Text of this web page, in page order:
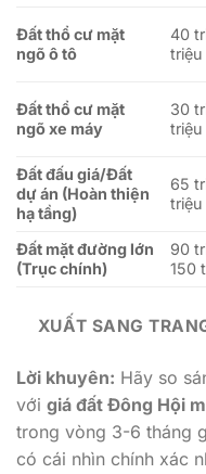
Đất thổ cư mặt
ngõ ô tô
40
triệu
Đất thổ cư mặt
ngõ xe máy
30
triệu
Đất đấu giá/Đất
dự án (Hoàn thiện
hạ tầng)
65
triệu
Đất mặt đường lớn
(Trục chính)
90
150
XUẤT SANG
Lời khuyên: Hãy so
với giá đất Đông Hội
trong vòng 3-6 tháng
có cái nhìn chính xác